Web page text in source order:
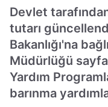
Devlet
tutarı
Bakanlığı'na
Müdürlüğü
Yardım
barınma